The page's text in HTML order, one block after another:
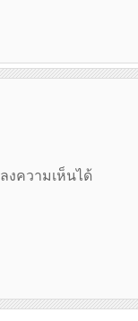
งความเห็นได้